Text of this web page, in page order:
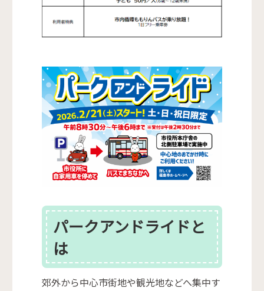
パークアンドライドと
は
郊外から中心市街地や観光地などへ集中す